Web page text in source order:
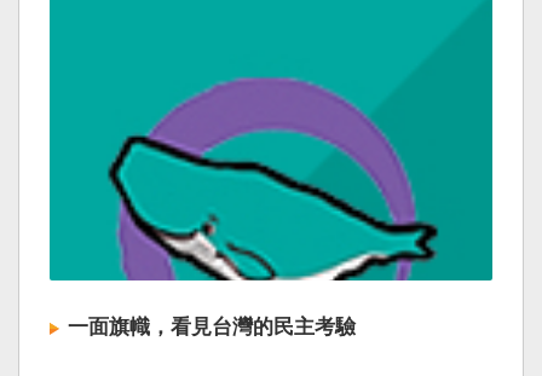
一面旗幟，看見台灣的民主考驗